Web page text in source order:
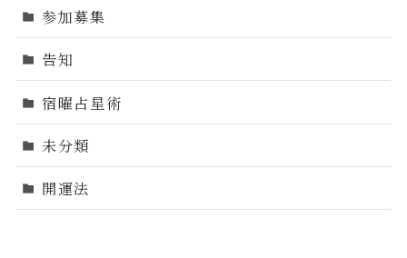
参加募集
告知
宿曜占星術
未分類
開運法